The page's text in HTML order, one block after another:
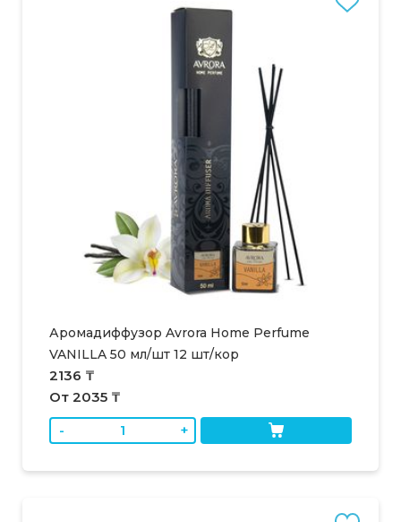
Аромадиффузор Avrora Home Perfume
VANILLA 50 мл/шт 12 шт/кор
2136 ₸
От 2035 ₸
-
+